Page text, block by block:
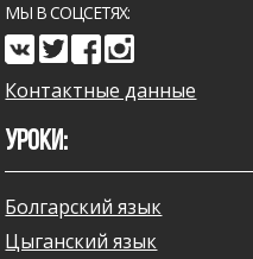
УРОКИ:
Болгарский язык
Цыганский язык
МЫ В СОЦСЕТЯХ:
Контактные данные